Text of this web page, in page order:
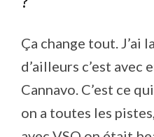
Ça change tout. J’ai
d’ailleurs c’est avec
Cannavo. C’est ce
on a toutes les